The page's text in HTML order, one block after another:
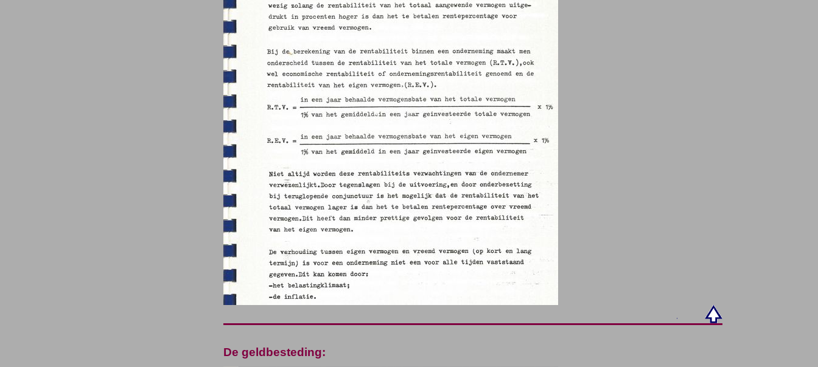
De geldbesteding: